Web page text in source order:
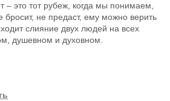
– это тот рубеж, когда мы понимаем,
бросит, не предаст, ему можно верить
слияние двух людей на всех
душевном и духовном.